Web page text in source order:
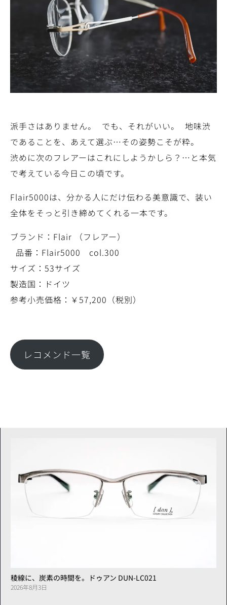
派手さはありません。 でも、それがいい。 地味渋
であることを、あえて選ぶ…その姿勢こそが粋。
渋めに次のフレアーはこれにしようかしら？…と本気
で考えている今日この頃です。
Flair5000は、分かる人にだけ伝わる美意識で、装い
全体をそっと引き締めてくれる一本です。
ブランド：Flair （フレアー）
品番：Flair5000 col.300
サイズ：53サイズ
製造国：ドイツ
参考小売価格：￥57,200（税別）
レコメンド一覧
稜線に、炭素の時間を。ドゥアン DUN-LC021
2026年8月3日